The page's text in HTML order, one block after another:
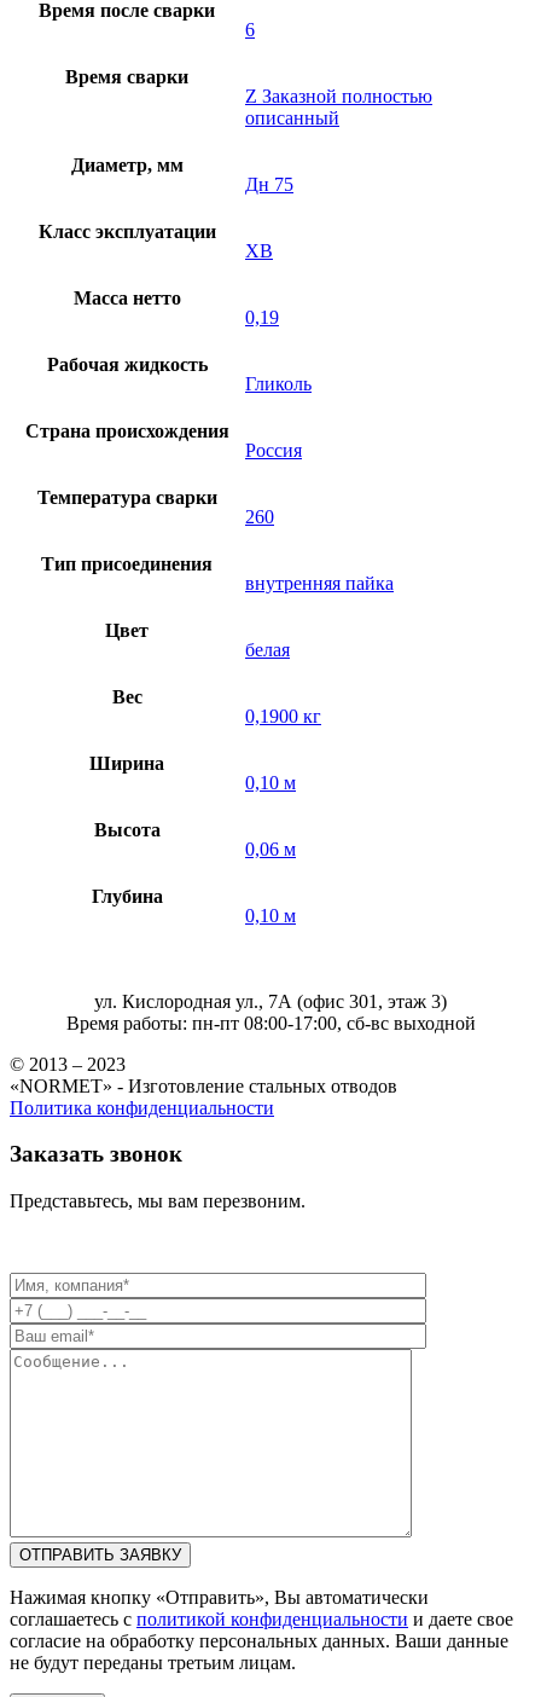
Время после сварки
6
Время сварки
Z Заказной полностью
описанный
Диаметр, мм
Дн 75
Класс эксплуатации
XB
Масса нетто
0,19
Рабочая жидкость
Гликоль
Страна происхождения
Россия
Температура сварки
260
Тип присоединения
внутренняя пайка
Цвет
белая
Вес
0,1900 кг
Ширина
0,10 м
Высота
0,06 м
Глубина
0,10 м
ул. Кислородная ул., 7А (офис 301, этаж 3)
Время работы: пн-пт 08:00-17:00, сб-вс выходной
© 2013 – 2023
«NORMET» - Изготовление стальных отводов
Политика конфиденциальности
Заказать звонок
Представьтесь, мы вам перезвоним.
Нажимая кнопку «Отправить», Вы автоматически
соглашаетесь с политикой конфиденциальности и даете свое
согласие на обработку персональных данных. Ваши данные
не будут переданы третьим лицам.